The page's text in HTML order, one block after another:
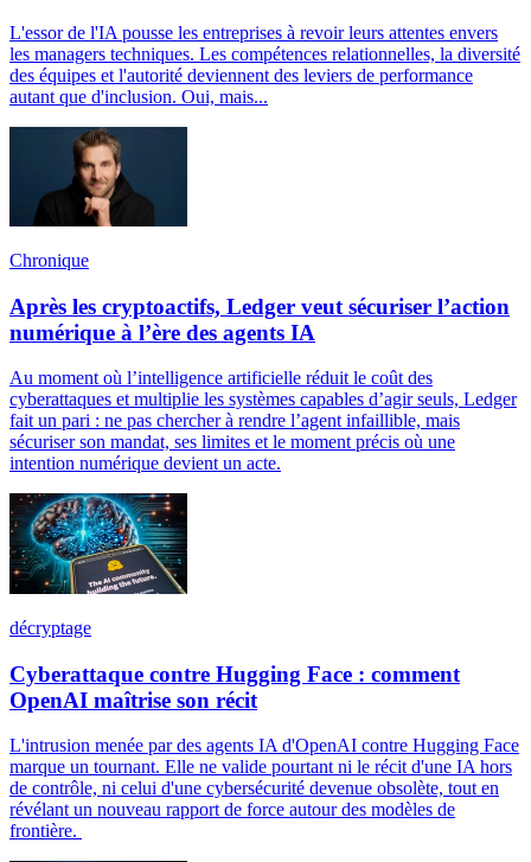
L'essor de l'IA pousse les entreprises à revoir leurs attentes envers
les managers techniques. Les compétences relationnelles, la diversité
des équipes et l'autorité deviennent des leviers de performance
autant que d'inclusion. Oui, mais...
Chronique
Après les cryptoactifs, Ledger veut sécuriser l’action
numérique à l’ère des agents IA
Au moment où l’intelligence artificielle réduit le coût des
cyberattaques et multiplie les systèmes capables d’agir seuls, Ledger
fait un pari : ne pas chercher à rendre l’agent infaillible, mais
sécuriser son mandat, ses limites et le moment précis où une
intention numérique devient un acte.
décryptage
Cyberattaque contre Hugging Face : comment
OpenAI maîtrise son récit
L'intrusion menée par des agents IA d'OpenAI contre Hugging Face
marque un tournant. Elle ne valide pourtant ni le récit d'une IA hors
de contrôle, ni celui d'une cybersécurité devenue obsolète, tout en
révélant un nouveau rapport de force autour des modèles de
frontière.